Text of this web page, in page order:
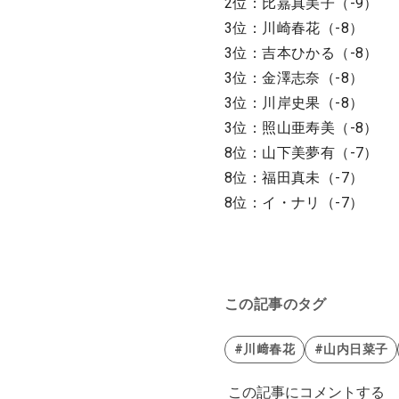
3位：川崎春花（-8）
3位：吉本ひかる（-8）
3位：金澤志奈（-8）
3位：川岸史果（-8）
3位：照山亜寿美（-8）
8位：山下美夢有（-7）
8位：福田真未（-7）
8位：イ・ナリ（-7）
この記事のタグ
#川﨑春花 #山内日菜子